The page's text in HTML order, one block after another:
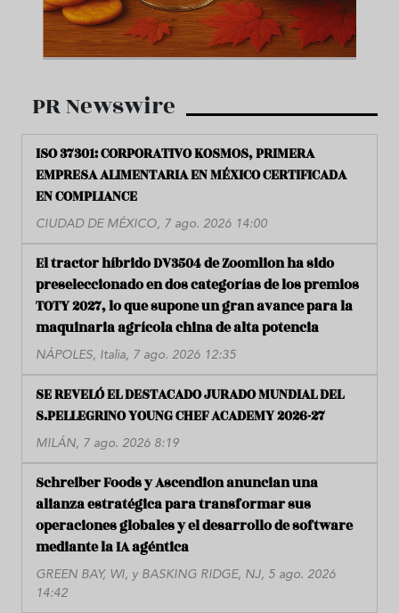
PR Newswire
ISO 37301: CORPORATIVO KOSMOS, PRIMERA
EMPRESA ALIMENTARIA EN MÉXICO CERTIFICADA
EN COMPLIANCE
CIUDAD DE MÉXICO, 7 ago. 2026 14:00
El tractor híbrido DV3504 de Zoomlion ha sido
preseleccionado en dos categorías de los premios
TOTY 2027, lo que supone un gran avance para la
maquinaria agrícola china de alta potencia
NÁPOLES, Italia, 7 ago. 2026 12:35
SE REVELÓ EL DESTACADO JURADO MUNDIAL DEL
S.PELLEGRINO YOUNG CHEF ACADEMY 2026-27
MILÁN, 7 ago. 2026 8:19
Schreiber Foods y Ascendion anuncian una
alianza estratégica para transformar sus
operaciones globales y el desarrollo de software
mediante la IA agéntica
GREEN BAY, WI, y BASKING RIDGE, NJ, 5 ago. 2026
14:42